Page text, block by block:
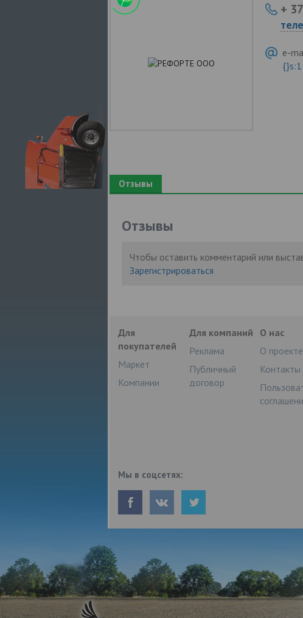
+
e-
Отзывы
Отзывы
Чтобы оставить комментарий или
Зарегистрироваться
Для
покупателей
Маркет
Компании
Для компаний
Реклама
Публичный
договор
О нас
О проекте
Контакты
Мы в соцсетях: